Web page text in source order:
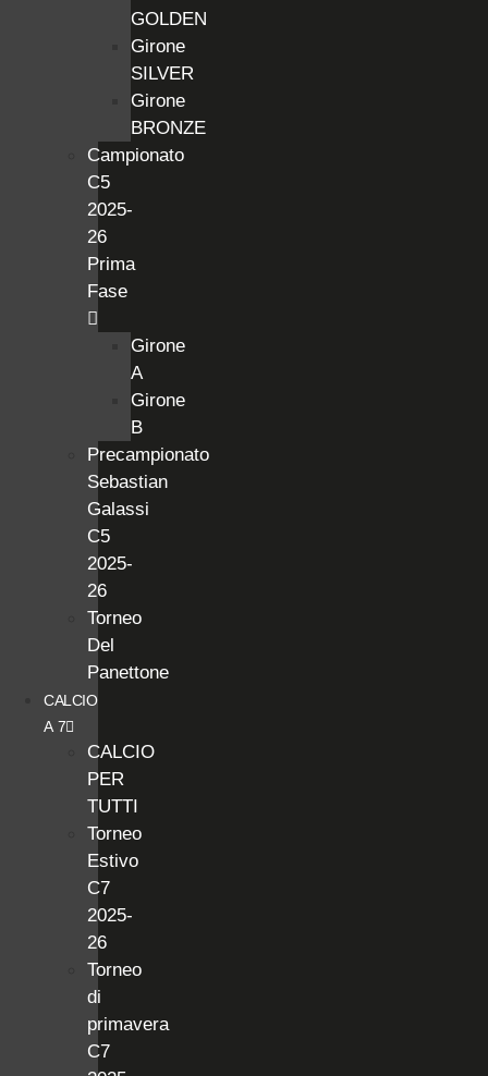
GOLDEN
Girone
SILVER
Girone
BRONZE
Campionato
C5
2025-
26
Prima
Fase
Girone
A
Girone
B
Precampionato
Sebastian
Galassi
C5
2025-
26
Torneo
Del
Panettone
CALCIO
A 7
CALCIO
PER
TUTTI
Torneo
Estivo
C7
2025-
26
Torneo
di
primavera
C7